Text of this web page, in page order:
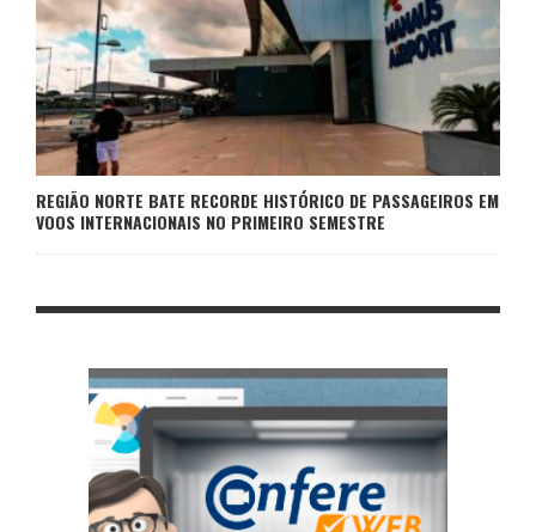
REGIÃO NORTE BATE RECORDE HISTÓRICO DE PASSAGEIROS EM
VOOS INTERNACIONAIS NO PRIMEIRO SEMESTRE